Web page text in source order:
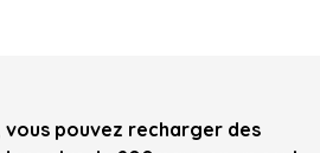
vous pouvez recharger des